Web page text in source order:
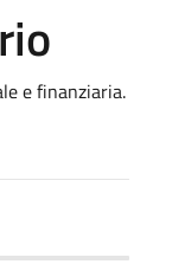
e finanziaria.